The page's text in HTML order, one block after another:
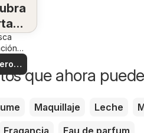
en su que ahora
Maquillaje Leche